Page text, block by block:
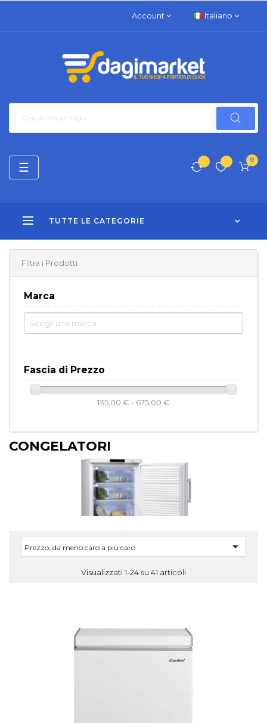
Account Italiano
0
TUTTE LE CATEGORIE
navigazione
Toggle
☰
Filtra i Prodotti
Marca
Fascia di Prezzo
135,00 € - 675,00 €
CONGELATORI
Prezzo, da meno caro a più caro 
Visualizzati 1-24 su 41 articoli